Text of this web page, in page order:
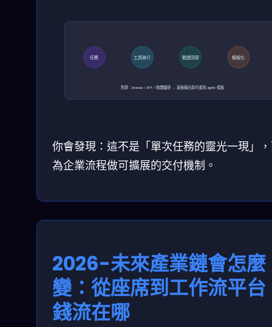
任務 工具執行 驗證回寫 模板化
對齊：browse / API / 軟體編排 → 最後輸出為可重用 agent 模板
你會發現：這不是「單次任務的靈光一現」
為企業流程做可擴展的交付機制。
2026-未來產業鏈會怎麼
變：從座席到工作流平台
錢流在哪